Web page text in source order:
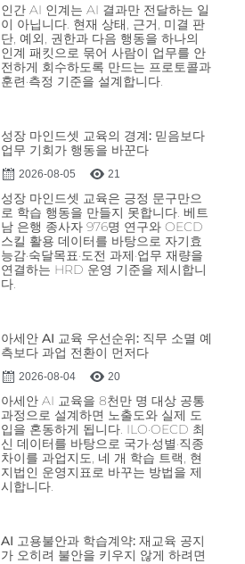
인간 AI 인계는 AI 결과만 전달하는 일
이 아닙니다. 현재 상태, 근거, 미결 판
단, 예외, 권한과 다음 행동을 하나의
인계 패킷으로 묶어 사람이 업무를 안
전하게 회수하도록 만드는 프로토콜과
훈련·측정 기준을 설계합니다.
성장 마인드셋 교육의 경계: 믿음보다
업무 기회가 행동을 바꾼다
2026-08-05 21
성장 마인드셋 교육은 긍정 문구만으
로 학습 행동을 만들지 못합니다. 베트
남 은행 종사자 976명 연구와 OECD
스킬 활용 데이터를 바탕으로 자기효
능감·숙달목표·도전 과제·업무 재량을
연결하는 HRD 운영 기준을 제시합니
다.
아세안 AI 교육 우선순위: 직무 소멸 예
측보다 과업 전환이 먼저다
2026-08-04 20
아세안 AI 교육을 8천만 명 대상 공통
과정으로 설계하면 노출도와 실제 도
입을 혼동하게 됩니다. ILO·OECD 최
신 데이터를 바탕으로 국가·성별·직종
차이를 과업지도, 네 개 학습 트랙, 현
지법인 운영지표로 바꾸는 방법을 제
시합니다.
AI 고용불안과 학습계약: 재교육 공지
가 오히려 불안을 키우지 않게 하려면